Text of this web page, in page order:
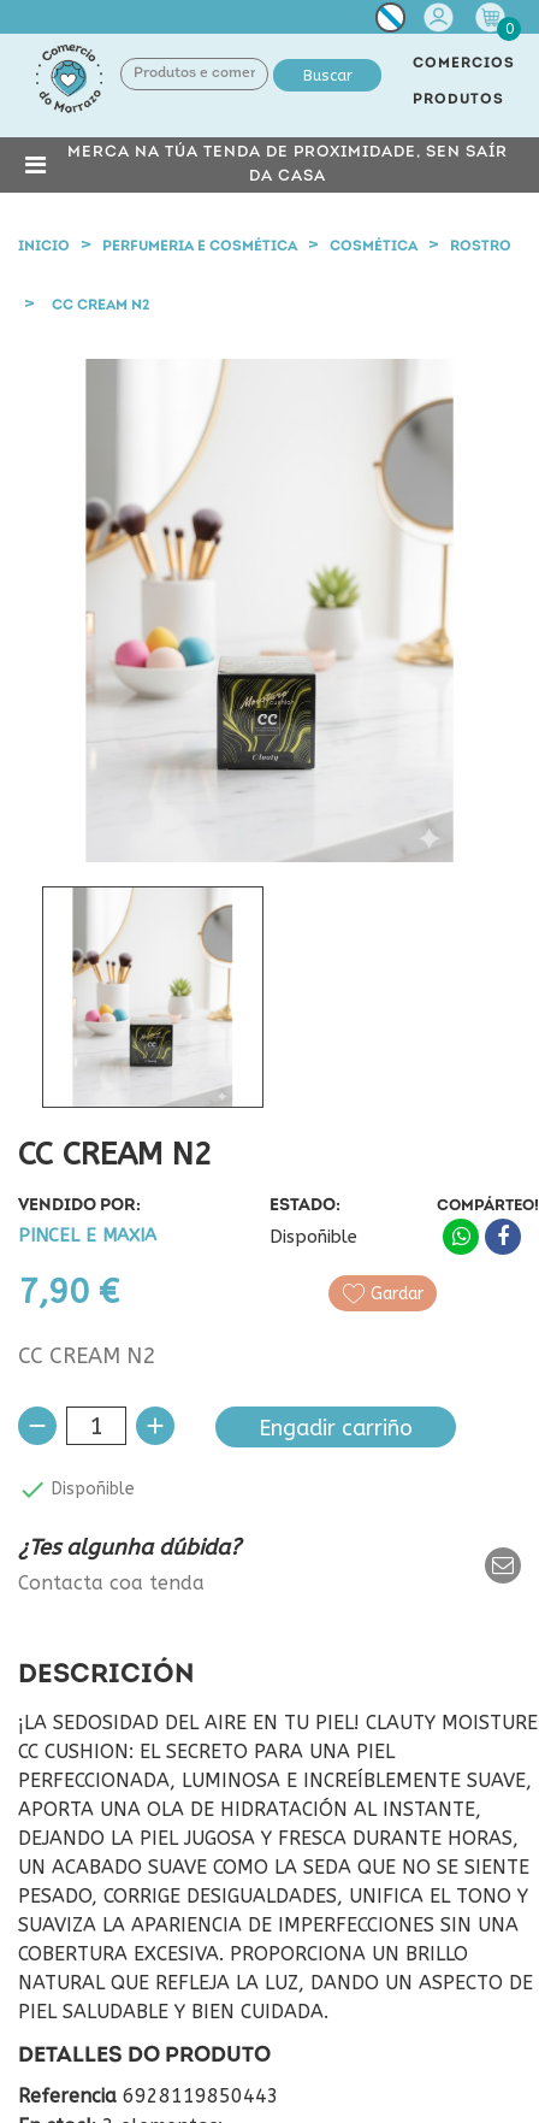
Miña
conta
0
Buscar
COMERCIOS
PRODUTOS
MERCA NA TÚA TENDA DE PROXIMIDADE, SEN SAÍR
DA CASA
INICIO PERFUMERIA E COSMÉTICA COSMÉTICA ROSTRO
CC CREAM N2
CC CREAM N2
VENDIDO POR:
PINCEL E MAXIA
ESTADO:
Dispoñible
7,90 €
COMPÁRTEO!
Gardar
CC CREAM N2
Engadir carriño
 Dispoñible
¿Tes algunha dúbida?
Contacta coa tenda
DESCRICIÓN
¡LA SEDOSIDAD DEL AIRE EN TU PIEL! CLAUTY MOISTURE
CC CUSHION: EL SECRETO PARA UNA PIEL
PERFECCIONADA, LUMINOSA E INCREÍBLEMENTE SUAVE,
APORTA UNA OLA DE HIDRATACIÓN AL INSTANTE,
DEJANDO LA PIEL JUGOSA Y FRESCA DURANTE HORAS,
UN ACABADO SUAVE COMO LA SEDA QUE NO SE SIENTE
PESADO, CORRIGE DESIGUALDADES, UNIFICA EL TONO Y
SUAVIZA LA APARIENCIA DE IMPERFECCIONES SIN UNA
COBERTURA EXCESIVA. PROPORCIONA UN BRILLO
NATURAL QUE REFLEJA LA LUZ, DANDO UN ASPECTO DE
PIEL SALUDABLE Y BIEN CUIDADA.
DETALLES DO PRODUTO
Referencia 6928119850443